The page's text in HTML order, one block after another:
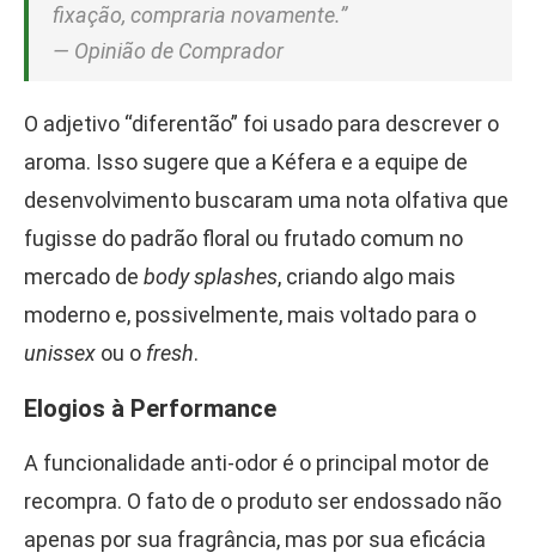
fixação, compraria novamente.”
— Opinião de Comprador
O adjetivo “diferentão” foi usado para descrever o
aroma. Isso sugere que a Kéfera e a equipe de
desenvolvimento buscaram uma nota olfativa que
fugisse do padrão floral ou frutado comum no
mercado de body splashes, criando algo mais
moderno e, possivelmente, mais voltado para o
unissex ou o fresh.
Elogios à Performance
A funcionalidade anti-odor é o principal motor de
recompra. O fato de o produto ser endossado não
apenas por sua fragrância, mas por sua eficácia